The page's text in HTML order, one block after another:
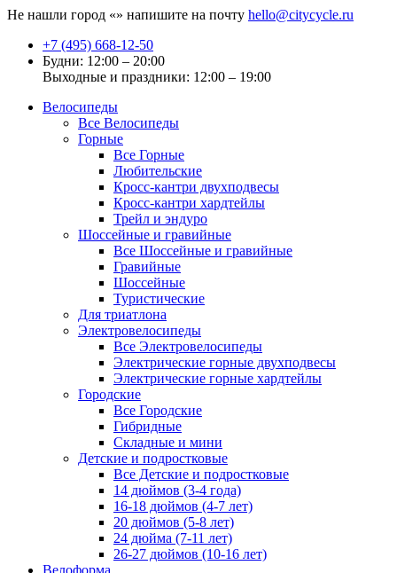
Не нашли город «» напишите на почту hello@citycycle.ru
+7 (495) 668-12-50
Будни: 12:00 – 20:00
Выходные и праздники: 12:00 – 19:00
Велосипеды
Все Велосипеды
Горные
Все Горные
Любительские
Кросс-кантри двухподвесы
Кросс-кантри хардтейлы
Трейл и эндуро
Шоссейные и гравийные
Все Шоссейные и гравийные
Гравийные
Шоссейные
Туристические
Для триатлона
Электровелосипеды
Все Электровелосипеды
Электрические горные двухподвесы
Электрические горные хардтейлы
Городские
Все Городские
Гибридные
Складные и мини
Детские и подростковые
Все Детские и подростковые
14 дюймов (3-4 года)
16-18 дюймов (4-7 лет)
20 дюймов (5-8 лет)
24 дюйма (7-11 лет)
26-27 дюймов (10-16 лет)
Велоформа